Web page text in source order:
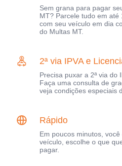
Sem grana para pagar
MT? Parcele tudo em
com seu veículo em dia
do Multas MT.
2ª via IPVA e
Precisa puxar a 2ª via do
Faça uma consulta de
veja condições especiais
Rápido
Em poucos minutos,
veículo, escolhe o que
pagar.